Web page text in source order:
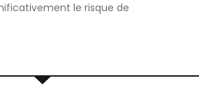
le risque de